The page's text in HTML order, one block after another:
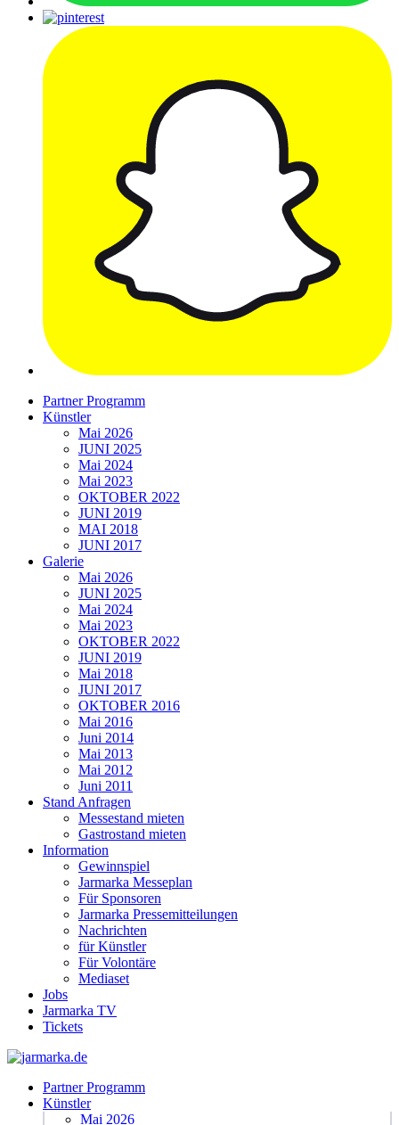
Partner Programm
Künstler
Mai 2026
JUNI 2025
Mai 2024
Mai 2023
OKTOBER 2022
JUNI 2019
MAI 2018
JUNI 2017
Galerie
Mai 2026
JUNI 2025
Mai 2024
Mai 2023
OKTOBER 2022
JUNI 2019
Mai 2018
JUNI 2017
OKTOBER 2016
Mai 2016
Juni 2014
Mai 2013
Mai 2012
Juni 2011
Stand Anfragen
Messestand mieten
Gastrostand mieten
Information
Gewinnspiel
Jarmarka Messeplan
Für Sponsoren
Jarmarka Pressemitteilungen
Nachrichten
für Künstler
Für Volontäre
Mediaset
Jobs
Jarmarka TV
Tickets
Partner Programm
Künstler
Mai 2026